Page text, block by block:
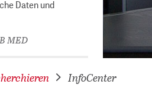
Daten und
MED
InfoCenter